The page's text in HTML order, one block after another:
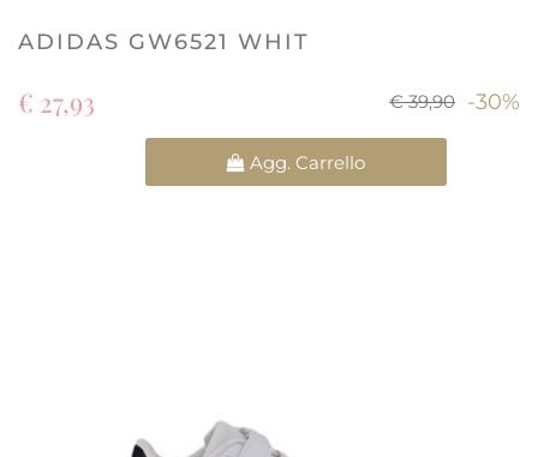
ADIDAS GW6521 WHIT
€ 39,90 -30%
€ 27,93
Agg. Carrello